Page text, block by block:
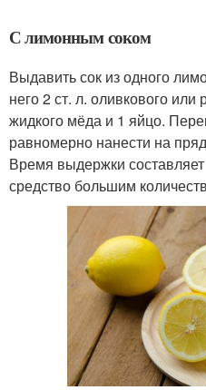
С лимонным соком
Выдавить сок из одного
него 2 ст. л. оливкового или
жидкого мёда и 1 яйцо.
равномерно нанести на
Время выдержки
средство большим